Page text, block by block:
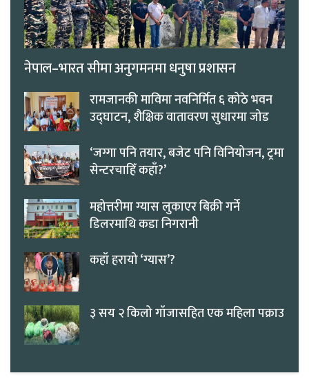
नेपाल–भारत सीमा अनुगमनमा धनुषा प्रशासन
रामजानकी माविमा नवनिर्मित ६ कोठे भवन
उद्घाटन, शैक्षिक वातावरण सुधारमा जोड
‘जग्गा पनि तयार, बजेट पनि विनियोजन, ट्रमा
सेन्टरचाहिँ कहाँ?’
महोत्तरीमा ग्यास लुकाएर बिक्री गर्ने
डिलरमाथि कडा निगरानी
कहाँ हरायो ‘ग्यास’?
३ सय २ किलो गाँजासहित एक महिला पक्राउ